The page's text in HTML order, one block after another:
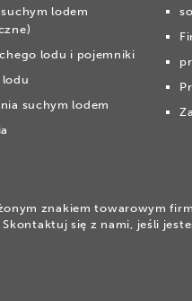
lodem
lodu i pojemniki
lodu
suchym lodem
znakiem towarowym
się z nami, jeśli